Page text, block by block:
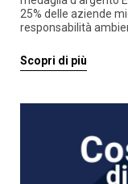
25% delle aziende
responsabilità
Scopri di più